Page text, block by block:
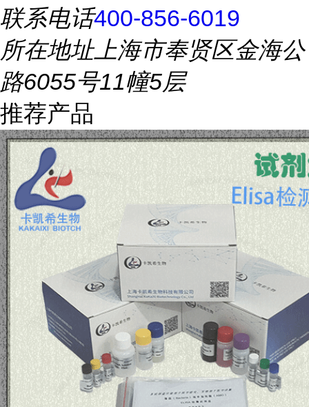
联系电话400-856-6019
所在地址上海市奉贤区金海公
路6055号11幢5层
推荐产品